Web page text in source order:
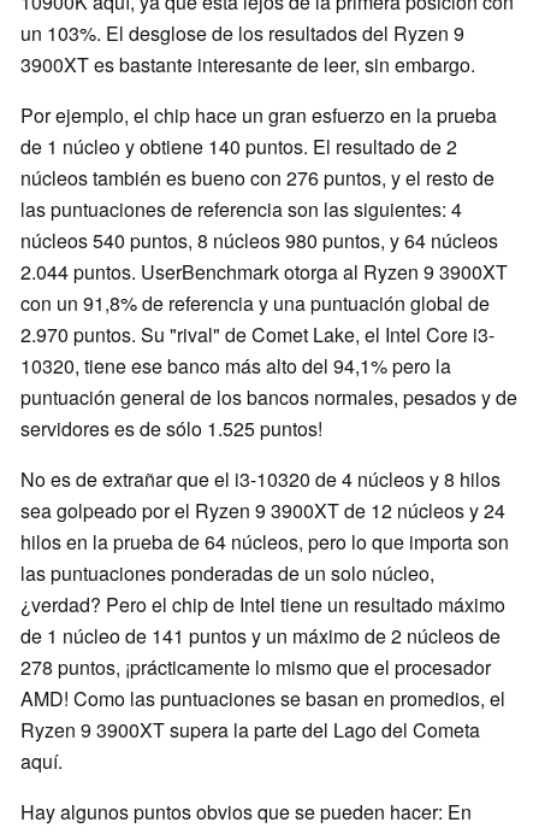
un 103%. El desglose de los resultados del Ryzen 9
3900XT es bastante interesante de leer, sin embargo.
Por ejemplo, el chip hace un gran esfuerzo en la prueba
de 1 núcleo y obtiene 140 puntos. El resultado de 2
núcleos también es bueno con 276 puntos, y el resto de
las puntuaciones de referencia son las siguientes: 4
núcleos 540 puntos, 8 núcleos 980 puntos, y 64 núcleos
2.044 puntos. UserBenchmark otorga al Ryzen 9 3900XT
con un 91,8% de referencia y una puntuación global de
2.970 puntos. Su "rival" de Comet Lake, el Intel Core i3-
10320, tiene ese banco más alto del 94,1% pero la
puntuación general de los bancos normales, pesados y de
servidores es de sólo 1.525 puntos!
No es de extrañar que el i3-10320 de 4 núcleos y 8 hilos
sea golpeado por el Ryzen 9 3900XT de 12 núcleos y 24
hilos en la prueba de 64 núcleos, pero lo que importa son
las puntuaciones ponderadas de un solo núcleo,
¿verdad? Pero el chip de Intel tiene un resultado máximo
de 1 núcleo de 141 puntos y un máximo de 2 núcleos de
278 puntos, ¡prácticamente lo mismo que el procesador
AMD! Como las puntuaciones se basan en promedios, el
Ryzen 9 3900XT supera la parte del Lago del Cometa
aquí.
Hay algunos puntos obvios que se pueden hacer: En